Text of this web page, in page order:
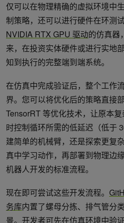
仅可以在物理精确的虚拟环境中
制策略，还可以进行硬件在环测
NVIDIA RTX GPU 驱动的仿真器
来，在投资实体硬件或进行实地
知到执行的完整端到端系统。
在仿真中完成验证后，整个工作
界。您可以将优化后的策略直接
TensorRT 等优化技术，让原本
时控制循环所需的低延迟（低于
建简单的机械臂，还是探索更复
真中学习动作，再部署到物理边
机器人开发的标准流程。
现在即可尝试这些开发流程。
务库内置了螺母分拣、排气管分
景。开发者可先在仿真环境中验